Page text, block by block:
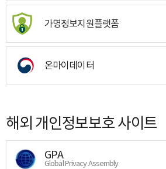
가명정보지원플랫폼
온마이데이터
해외 개인정보보호 사이트
GPA
Global Privacy Assembly